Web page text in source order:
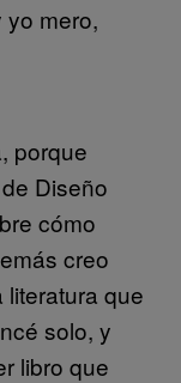
yo mero,
porque
Diseño
cómo
creo
que
solo, y
libro que